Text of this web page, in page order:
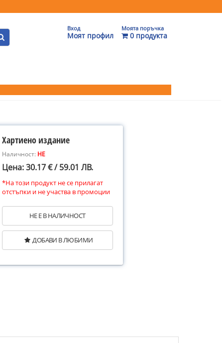
Вход
Моят профил
Моята поръчка
0 продукта
Хартиено издание
Наличност: НЕ
Цена: 30.17 € / 59.01 ЛВ.
*На този продукт не се прилагат
отстъпки и не участва в промоции
НЕ Е В НАЛИЧНОСТ
ДОБАВИ В ЛЮБИМИ